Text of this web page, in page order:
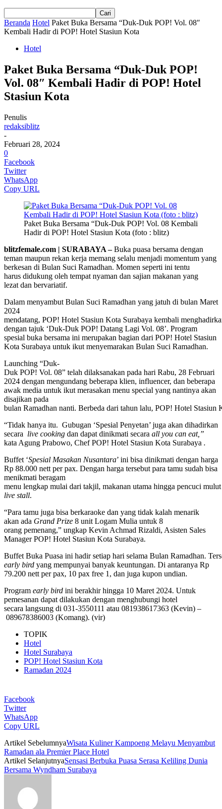
Beranda Hotel Paket Buka Bersama “Duk-Duk POP! Vol. 08″
Kembali Hadir di POP! Hotel Stasiun Kota
Hotel
Paket Buka Bersama “Duk-Duk POP!
Vol. 08″ Kembali Hadir di POP! Hotel
Stasiun Kota
Penulis
redaksiblitz
-
Februari 28, 2024
0
Facebook
Twitter
WhatsApp
Copy URL
Paket Buka Bersama “Duk-Duk POP! Vol. 08 Kembali
Hadir di POP! Hotel Stasiun Kota (foto : blitz)
blitzfemale.com | SURABAYA –Buka puasa bersama dengan
teman maupun rekan kerja memang selalu menjadi momentum yang
berkesan di Bulan Suci Ramadhan. Momen seperti ini tentu
harus didukung oleh tempat nyaman dan sajian makanan yang
lezat dan bervariatif.
Dalam menyambut Bulan Suci Ramadhan yang jatuh di bulan Maret
2024
mendatang, POP! Hotel Stasiun Kota Surabaya kembali
dengan tajuk ‘Duk-Duk POP! Datang Lagi Vol. 08’. Program
spesial buka bersama ini merupakan bagian dari POP! Hotel Stasiun
Kota Surabaya untuk ikut menyemarakan Bulan Suci Ramadhan.
Launching “Duk-
Duk POP! Vol. 08” telah dilaksanakan pada hari Rabu, 28 Februari
2024 dengan mengundang beberapa klien, influencer, dan beberapa
awak media untuk ikut merasakan menu special yang nantinya akan
disajikan pada
bulan Ramadhan nanti. Berbeda dari tahun lalu, POP! Hotel Stasiun
“Tidak hanya itu. Gubugan ‘Spesial Penyetan’ juga akan dihadirkan
secara live cooking dan dapat dinikmati secara all you can eat,”
kata Agung Prabowo, Chef POP! Hotel Stasiun Kota Surabaya .
Buffet ‘Spesial Masakan Nusantara’ ini bisa dinikmati dengan harga
Rp 88.000 nett per pax. Dengan harga tersebut para tamu sudah bisa
menikmati beragam
menu lengkap mulai dari takjil, makanan utama hingga pencuci
live stall.
“Para tamu juga bisa berkaraoke dan yang tidak kalah menarik
akan ada Grand Prize 8 unit Logam Mulia untuk 8
orang pemenang,” ungkap Kevin Achmad Rizaldi, Asisten Sales
Manager POP! Hotel Stasiun Kota Surabaya.
Buffet Buka Puasa ini hadir setiap hari selama Bulan Ramadhan.
early bird yang mempunyai banyak keuntungan. Di antaranya Rp
79.200 nett per pax, 10 pax free 1, dan juga kupon undian.
Program early bird ini berakhir hingga 10 Maret 2024. Untuk
pemesanan dapat dilakukan dengan menghubungi hotel
secara langsung di 031-3550111 atau 081938617363 (Kevin) –
089678386003 (Komang). (vir)
TOPIK
Hotel
Hotel Surabaya
POP! Hotel Stasiun Kota
Ramadan 2024
Facebook
Twitter
WhatsApp
Copy URL
Artikel SebelumnyaWisata Kuliner Kampoeng Melayu Menyambut
Ramadan ala Premier Place Hotel
Artikel SelanjutnyaSensasi Berbuka Puasa Serasa Keliling Dunia
Bersama Wyndham Surabaya